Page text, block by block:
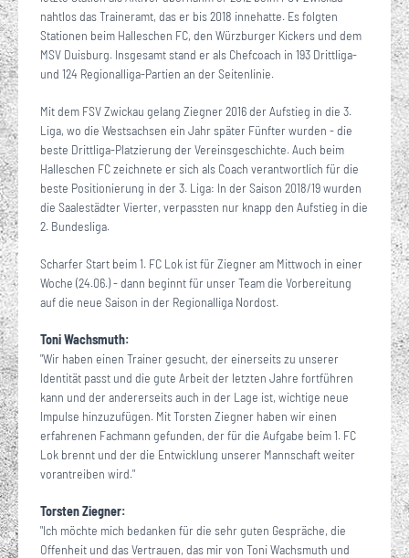
nahtlos das Traineramt, das er bis 2018 innehatte. Es folgten
Stationen beim Halleschen FC, den Würzburger Kickers und dem
MSV Duisburg. Insgesamt stand er als Chefcoach in 193 Drittliga-
und 124 Regionalliga-Partien an der Seitenlinie.
Mit dem FSV Zwickau gelang Ziegner 2016 der Aufstieg in die 3.
Liga, wo die Westsachsen ein Jahr später Fünfter wurden - die
beste Drittliga-Platzierung der Vereinsgeschichte. Auch beim
Halleschen FC zeichnete er sich als Coach verantwortlich für die
beste Positionierung in der 3. Liga: In der Saison 2018/19 wurden
die Saalestädter Vierter, verpassten nur knapp den Aufstieg in die
2. Bundesliga.
Scharfer Start beim 1. FC Lok ist für Ziegner am Mittwoch in einer
Woche (24.06.) - dann beginnt für unser Team die Vorbereitung
auf die neue Saison in der Regionalliga Nordost.
Toni Wachsmuth:
"Wir haben einen Trainer gesucht, der einerseits zu unserer
Identität passt und die gute Arbeit der letzten Jahre fortführen
kann und der andererseits auch in der Lage ist, wichtige neue
Impulse hinzuzufügen. Mit Torsten Ziegner haben wir einen
erfahrenen Fachmann gefunden, der für die Aufgabe beim 1. FC
Lok brennt und der die Entwicklung unserer Mannschaft weiter
vorantreiben wird."
Torsten Ziegner:
"Ich möchte mich bedanken für die sehr guten Gespräche, die
Offenheit und das Vertrauen, das mir von Toni Wachsmuth und